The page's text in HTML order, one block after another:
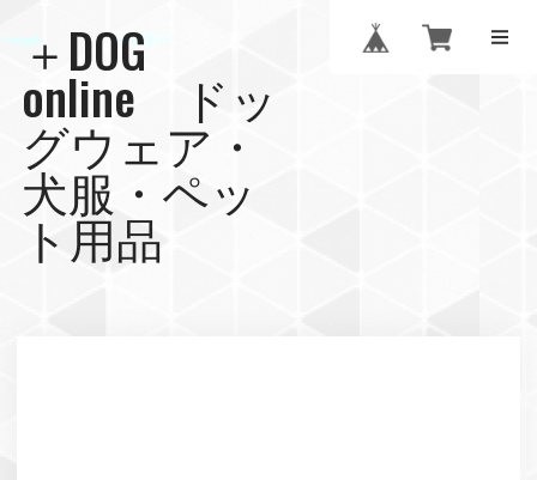
＋DOG
online ドッ
グウェア・
犬服・ペッ
ト用品